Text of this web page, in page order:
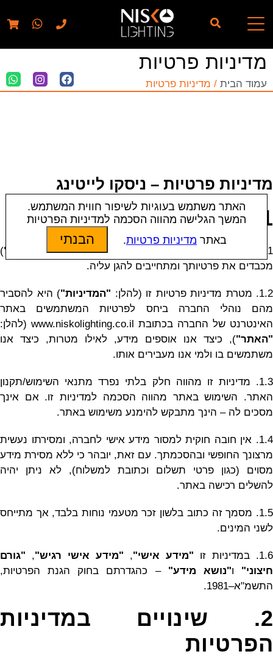
// elementor template for pages - should also ignore woo
pages!!
מדיניות פרטיות
עמוד הבית / מדיניות פרטיות
מדיניות פרטיות – ניסקו לייטינג
1. מבוא
1.1. אנו בחברת ניסקו לייטינג (להלן: "החברה"או "אנחנו")
מכבדים את פרטיותך ומתחייבים להגן עליה.
1.2. מטרת מדיניות פרטיות זו (להלן: "המדיניות") היא להסביר
מהם נוהלי החברה ביחס לפרטיות המשתמשים באתר
האינטרנט של החברה בכתובת www.niskolighting.co.il (להלן:
"האתר"), כיצד אנו אוספים מידע, לאילו מטרות, כיצד אנו
משתמשים בו ולמי אנו מעבירים אותו.
1.3. מדיניות זו מהווה חלק בלתי נפרד מתנאי השימוש/תקנון
האתר. השימוש באתר מהווה הסכמה למדיניות זו. אם אינך
מסכים לה – הינך מתבקש להימנע משימוש באתר.
1.4. אין חובה חוקית למסור מידע אישי לחברה, ומסירתו נעשית
מרצונך החופשי ובהסכמתך. עם זאת, יובהר כי ללא מסירת מידע
מסוים (כגון פרטי תשלום וכתובת למשלוח), לא ניתן יהיה
להשלים רכישה באתר.
1.5. מסמך זה כתוב בלשון זכר מטעמי נוחות בלבד, אך מתייחס
לשני המינים.
1.6. במדיניות זו "מידע אישי", "מידע אישי רגיש", "גורם
חיצוני" ו"נושא מידע" – כהגדרתם בחוק הגנת הפרטיות,
התשמ"א–1981.
2. שינויים במדיניות
הפרטיות
האתר משתמש בעוגיות לשיפור חווית המשתמש.
המשך הגלישה מהווה הסכמה למדיניות הפרטיות
באתר מדיניות פרטיות. הבנתי